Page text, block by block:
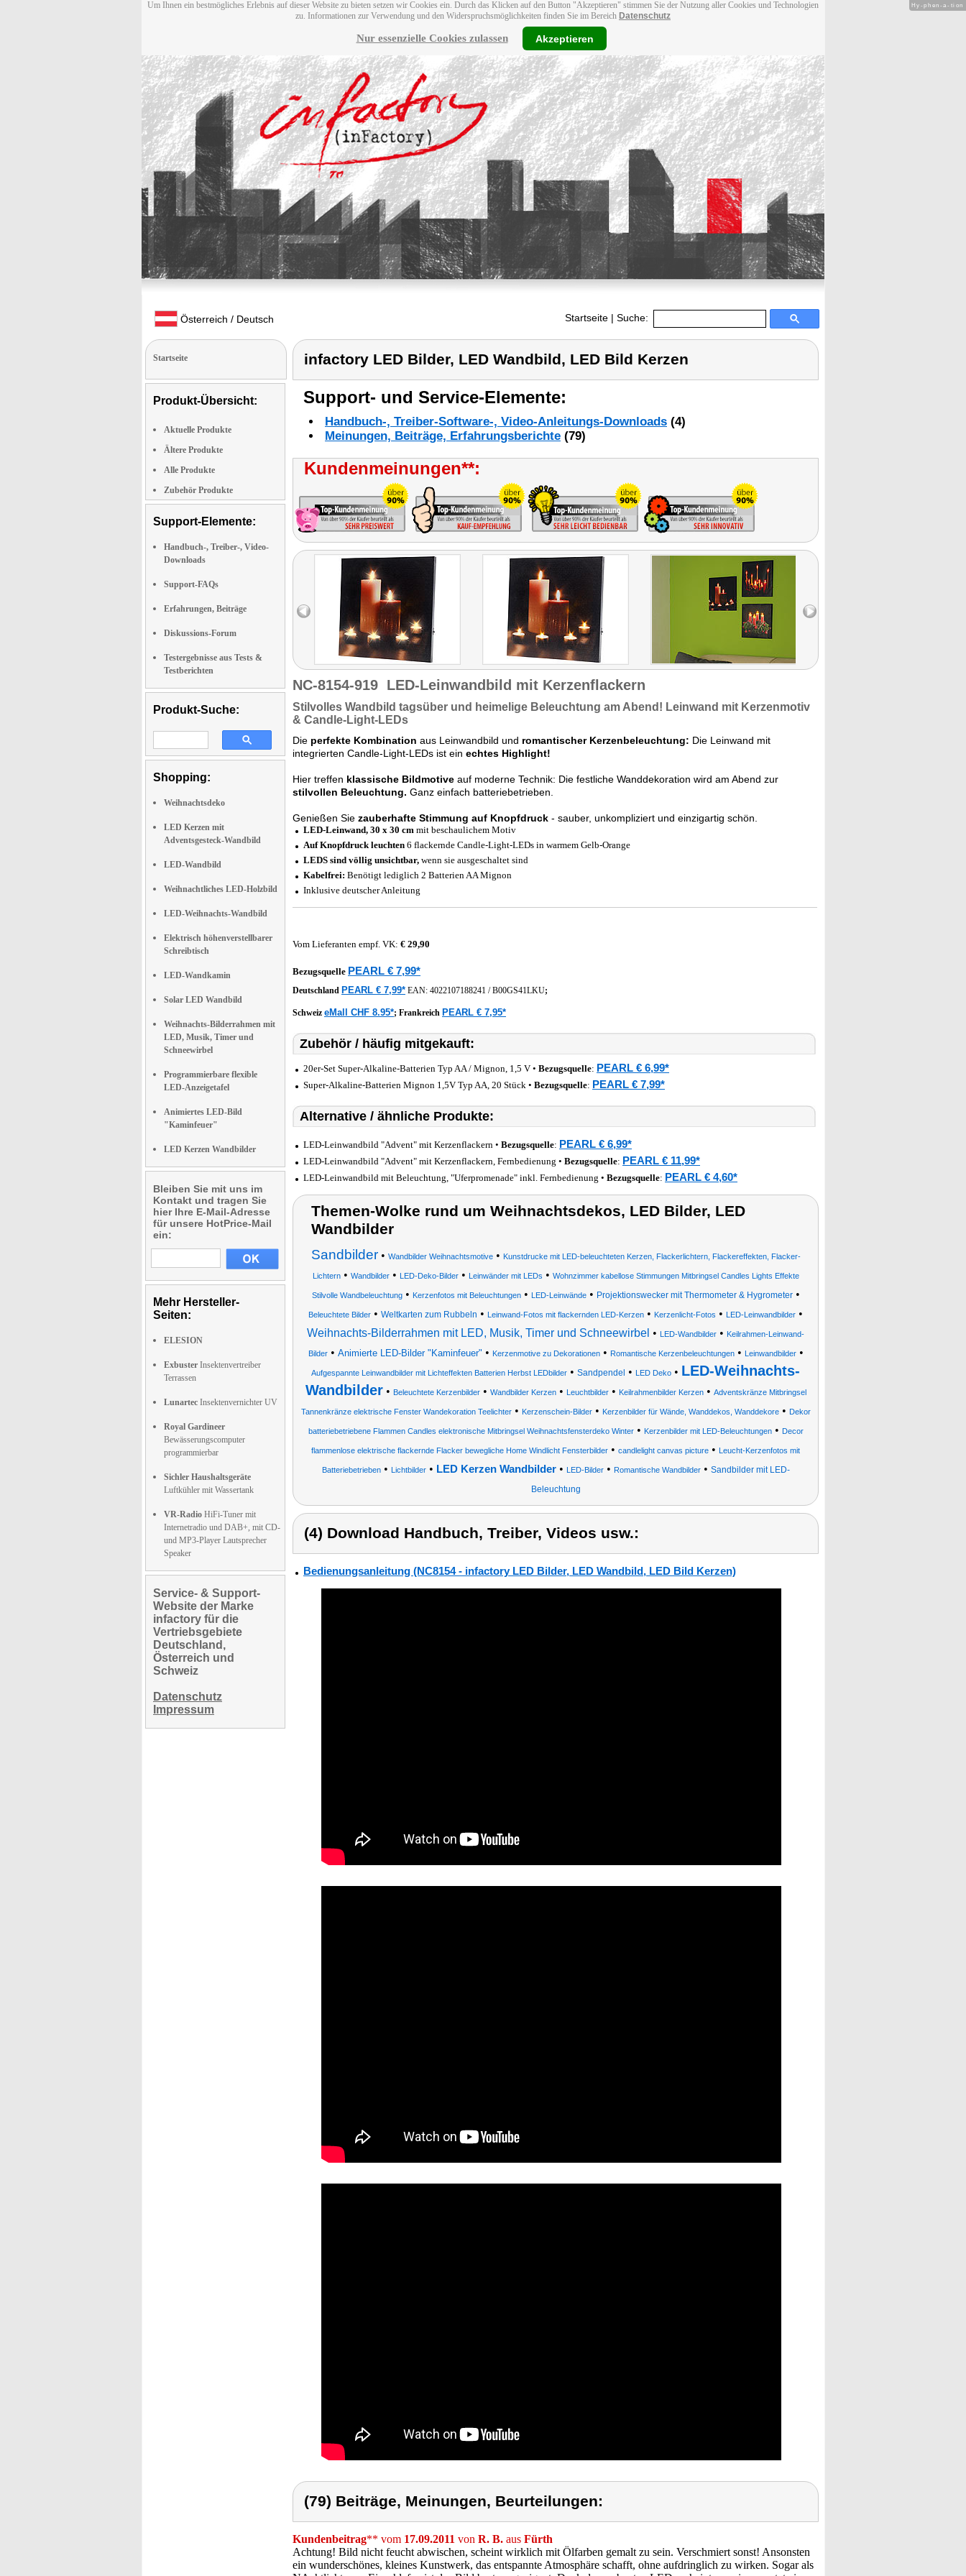
Um Ihnen ein bestmögliches Erlebnis auf dieser Website zu bieten setzen wir Cookies ein. Durch das Klicken auf den Button "Akzeptieren" stimmen Sie der Nutzung aller Cookies und Technologien
zu. Informationen zur Verwendung und den Widerspruchsmöglichkeiten finden Sie im Bereich Datenschutz
Nur essenzielle Cookies zulassen Akzeptieren
Österreich / Deutsch Startseite | Suche:
Startseite
Produkt-Übersicht:
Aktuelle Produkte
Ältere Produkte
Alle Produkte
Zubehör Produkte
Support-Elemente:
Handbuch-, Treiber-, Video-
Downloads
Support-FAQs
Erfahrungen, Beiträge
Diskussions-Forum
Testergebnisse aus Tests &
Testberichten
Produkt-Suche:
Shopping:
Weihnachtsdeko
LED Kerzen mit
Adventsgesteck-Wandbild
LED-Wandbild
Weihnachtliches LED-Holzbild
LED-Weihnachts-Wandbild
Elektrisch höhenverstellbarer
Schreibtisch
LED-Wandkamin
Solar LED Wandbild
Weihnachts-Bilderrahmen mit
LED, Musik, Timer und
Schneewirbel
Programmierbare flexible
LED-Anzeigetafel
Animiertes LED-Bild
"Kaminfeuer"
LED Kerzen Wandbilder
Bleiben Sie mit uns im
Kontakt und tragen Sie
hier Ihre E-Mail-Adresse
für unsere HotPrice-Mail
ein:
Mehr Hersteller-
Seiten:
ELESION
Exbuster Insektenvertreiber
Terrassen
Lunartec Insektenvernichter UV
Royal Gardineer
Bewässerungscomputer
programmierbar
Sichler Haushaltsgeräte
Luftkühler mit Wassertank
VR-Radio HiFi-Tuner mit
Internetradio und DAB+, mit CD-
und MP3-Player Lautsprecher
Speaker
Service- & Support-
Website der Marke
infactory für die
Vertriebsgebiete
Deutschland,
Österreich und
Schweiz
Datenschutz
Impressum
infactory LED Bilder, LED Wandbild, LED Bild Kerzen
Support- und Service-Elemente:
Handbuch-, Treiber-Software-, Video-Anleitungs-Downloads (4)
Meinungen, Beiträge, Erfahrungsberichte (79)
Kundenmeinungen**:
NC-8154-919 LED-Leinwandbild mit Kerzenflackern
Stilvolles Wandbild tagsüber und heimelige Beleuchtung am Abend! Leinwand mit Kerzenmotiv
& Candle-Light-LEDs
Die perfekte Kombination aus Leinwandbild und romantischer Kerzenbeleuchtung: Die Leinwand mit
integrierten Candle-Light-LEDs ist ein echtes Highlight!
Hier treffen klassische Bildmotive auf moderne Technik: Die festliche Wanddekoration wird am Abend zur
stilvollen Beleuchtung. Ganz einfach batteriebetrieben.
Genießen Sie zauberhafte Stimmung auf Knopfdruck - sauber, unkompliziert und einzigartig schön.
LED-Leinwand, 30 x 30 cm mit beschaulichem Motiv
Auf Knopfdruck leuchten 6 flackernde Candle-Light-LEDs in warmem Gelb-Orange
LEDS sind völlig unsichtbar, wenn sie ausgeschaltet sind
Kabelfrei: Benötigt lediglich 2 Batterien AA Mignon
Inklusive deutscher Anleitung
Vom Lieferanten empf. VK: € 29,90
Bezugsquelle PEARL € 7,99*
Deutschland PEARL € 7,99* EAN: 4022107188241 /B00GS41LKU;
Schweiz eMall CHF 8.95*; Frankreich PEARL € 7,95*
Zubehör / häufig mitgekauft:
20er-Set Super-Alkaline-Batterien Typ AA / Mignon, 1,5 V • Bezugsquelle: PEARL € 6,99*
Super-Alkaline-Batterien Mignon 1,5V Typ AA, 20 Stück • Bezugsquelle: PEARL € 7,99*
Alternative / ähnliche Produkte:
LED-Leinwandbild "Advent" mit Kerzenflackern • Bezugsquelle: PEARL € 6,99*
LED-Leinwandbild "Advent" mit Kerzenflackern, Fernbedienung • Bezugsquelle: PEARL € 11,99*
LED-Leinwandbild mit Beleuchtung, "Uferpromenade" inkl. Fernbedienung • Bezugsquelle: PEARL € 4,60*
Themen-Wolke rund um Weihnachtsdekos, LED Bilder, LED
Wandbilder
Sandbilder• Wandbilder Weihnachtsmotive• Kunstdrucke mit LED-beleuchteten Kerzen, Flackerlichtern, Flackereffekten, Flacker-
Lichtern• Wandbilder• LED-Deko-Bilder• Leinwänder mit LEDs • Wohnzimmer kabellose Stimmungen Mitbringsel Candles Lights Effekte
Stilvolle Wandbeleuchtung• Kerzenfotos mit Beleuchtungen• LED-Leinwände• Projektionswecker mit Thermometer & Hygrometer•
Beleuchtete Bilder • Weltkarten zum Rubbeln • Leinwand-Fotos mit flackernden LED-Kerzen • Kerzenlicht-Fotos • LED-Leinwandbilder •
Weihnachts-Bilderrahmen mit LED, Musik, Timer und Schneewirbel • LED-Wandbilder • Keilrahmen-Leinwand-
Bilder• Animierte LED-Bilder "Kaminfeuer" • Kerzenmotive zu Dekorationen• Romantische Kerzenbeleuchtungen• Leinwandbilder•
Aufgespannte Leinwandbilder mit Lichteffekten Batterien Herbst LEDbilder • Sandpendel • LED Deko • LED-Weihnachts-
Wandbilder• Beleuchtete Kerzenbilder• Wandbilder Kerzen• Leuchtbilder• Keilrahmenbilder Kerzen• Adventskränze Mitbringsel
Tannenkränze elektrische Fenster Wandekoration Teelichter• Kerzenschein-Bilder• Kerzenbilder für Wände, Wanddekos, Wanddekore• Dekor
batteriebetriebene Flammen Candles elektronische Mitbringsel Weihnachtsfensterdeko Winter• Kerzenbilder mit LED-Beleuchtungen• Decor
flammenlose elektrische flackernde Flacker bewegliche Home Windlicht Fensterbilder • candlelight canvas picture • Leucht-Kerzenfotos mit
Batteriebetrieben• Lichtbilder• LED Kerzen Wandbilder• LED-Bilder• Romantische Wandbilder• Sandbilder mit LED-
Beleuchtung
(4) Download Handbuch, Treiber, Videos usw.:
Bedienungsanleitung (NC8154 - infactory LED Bilder, LED Wandbild, LED Bild Kerzen)
(79) Beiträge, Meinungen, Beurteilungen:
Kundenbeitrag** vom 17.09.2011 von R. B. aus Fürth
Achtung! Bild nicht feucht abwischen, scheint wirklich mit Ölfarben gemalt zu sein. Verschmiert sonst! Ansonsten
ein wunderschönes, kleines Kunstwerk, das entspannte Atmosphäre schafft, ohne aufdringlich zu wirken. Sogar als
Hy-phen-a-tion